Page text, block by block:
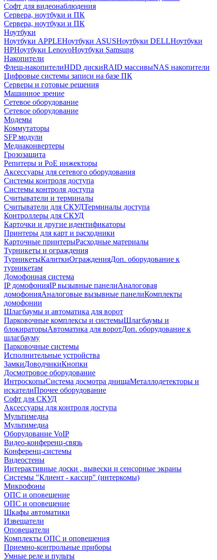
Софт для видеонаблюдения
Сервера, ноутбуки и ПК
Сервера, ноутбуки и ПК
Ноутбуки
Ноутбуки APPLEНоутбуки ASUSНоутбуки DELLНоутбуки
HPНоутбуки LenovoНоутбуки Samsung
Накопители
Флеш-накопителиHDD дискиRAID массивыNAS накопители
Цифровые системы записи на базе ПК
Серверы и готовые решения
Машинное зрение
Сетевое оборудование
Сетевое оборудование
Модемы
Коммутаторы
SFP модули
Медиаконвертеры
Грозозащита
Репитеры и PoE инжекторы
Аксессуары для сетевого оборудования
Системы контроля доступа
Системы контроля доступа
Считыватели и терминалы
Считыватели для СКУДТерминалы доступа
Контроллеры для СКУД
Карточки и другие идентификаторы
Принтеры для карт и расходники
Карточные принтерыРасходные материалы
Турникеты и ограждения
ТурникетыКалиткиОгражденияДоп. оборудование к
турникетам
Домофонная система
IP домофонияIP вызывные панелиАналоговая
домофонияАналоговые вызывные панелиКомплекты
домофонии
Шлагбаумы и автоматика для ворот
Парковочные комплексы и системыШлагбаумы и
блокираторыАвтоматика для воротДоп. оборудование к
шлагбауму
Парковочные системы
Исполнительные устройства
ЗамкиДоводчикиКнопки
Досмотровое оборудование
ИнтроскопыСистема досмотра днищаМеталлодетекторы и
искателиПрочее оборудование
Софт для СКУД
Аксессуары для контроля доступа
Мультимедиа
Мультимедиа
Оборудование VoIP
Видео-конференц-связь
Конференц-системы
Видеостены
Интерактивные доски , вывески и сенсорные экраны
Системы "Клиент - кассир" (интеркомы)
Микрофоны
ОПС и оповещение
ОПС и оповещение
Шкафы автоматики
Извещатели
Оповещатели
Комплекты ОПС и оповещения
Приемно-контрольные приборы
Умные реле и пульты